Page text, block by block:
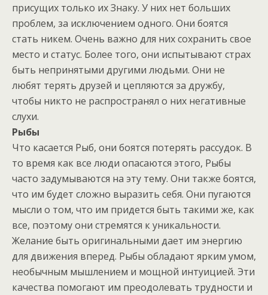
присущих только их Знаку. У них нет больших
проблем, за исключением одного. Они боятся
стать никем. Очень важно для них сохранить свое
место и статус. Более того, они испытывают страх
быть непринятыми другими людьми. Они не
любят терять друзей и цепляются за дружбу,
чтобы никто не распространял о них негативные
слухи.
Рыбы
Что касается Рыб, они боятся потерять рассудок. В
то время как все люди опасаются этого, Рыбы
часто задумываются на эту тему. Они также боятся,
что им будет сложно выразить себя. Они пугаются
мысли о том, что им придется быть такими же, как
все, поэтому они стремятся к уникальности.
Желание быть оригинальными дает им энергию
для движения вперед. Рыбы обладают ярким умом,
необычным мышлением и мощной интуицией. Эти
качества помогают им преодолевать трудности и